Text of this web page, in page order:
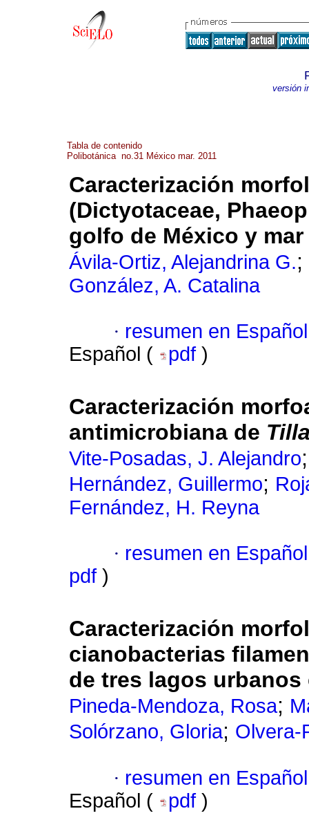
versión
Tabla de contenido
Polibotánica no.31 México mar. 2011
Caracterización
(Dictyotaceae,
golfo de México y
Ávila-Ortiz, Alejandrina G.;
González, A. Catalina
· resumen en Español
Español (
pdf )
Caracterización
antimicrobiana de
Vite-Posadas, J. Alejandro
Hernández, Guillermo;
Fernández, H. Reyna
· resumen en Español
pdf )
Caracterización
cianobacterias
de tres lagos
Pineda-Mendoza, Rosa;
Solórzano, Gloria; Olvera-
· resumen en Español
Español (
pdf )